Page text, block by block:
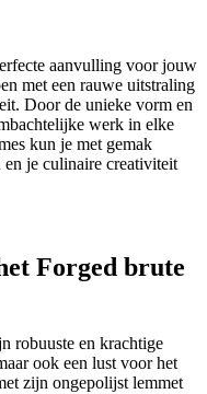
aanvulling voor jouw
met een rauwe uitstraling
Door de unieke vorm en
werk in elke
kun je met gemak
je culinaire creativiteit
Forged brute
robuuste en krachtige
ook een lust voor het
zijn ongepolijst lemmet